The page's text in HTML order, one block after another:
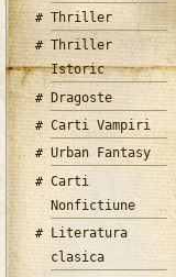
Thriller
Thriller
Istoric
Dragoste
Carti Vampiri
Urban Fantasy
Carti
Nonfictiune
Literatura
clasica